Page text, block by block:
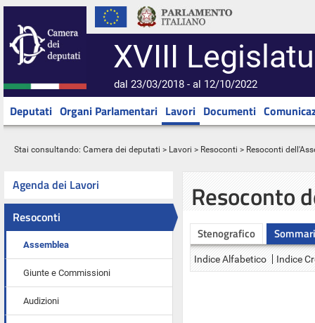
XVIII
dal 23/03/2018 - al 12/10/2022
Deputati Organi Parlamentari Lavori Documenti
Stai consultando: Camera dei deputati > Lavori > Resoconti > Resoconti
Agenda dei Lavori
Resoconti
Assemblea
Giunte e Commissioni
Audizioni
Resoconto
Stenografico
Indice Alfabetico Indice